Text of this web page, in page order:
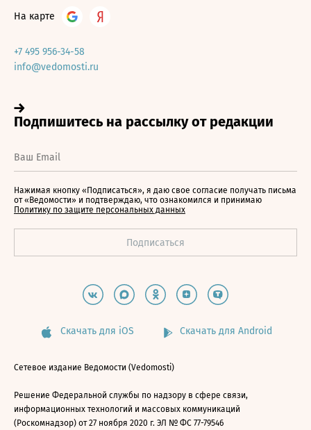
На карте
+7 495 956-34-58
info@vedomosti.ru
Нажимая кнопку «Подписаться», я даю свое согласие получать письма
от «Ведомости» и подтверждаю, что ознакомился и принимаю
Политику по защите персональных данных
Скачать для iOS Скачать для Android
Сетевое издание Ведомости (Vedomosti)
Решение Федеральной службы по надзору в сфере связи,
информационных технологий и массовых коммуникаций
(Роскомнадзор) от 27 ноября 2020 г. ЭЛ № ФС 77-79546